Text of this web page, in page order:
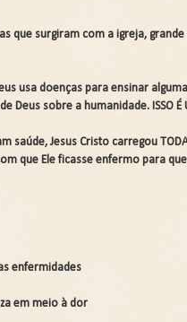
que surgiram com a igreja,
usa doenças para ensinar
sobre a humanidade. ISSO É
saúde, Jesus Cristo carregou
que Ele ficasse enfermo para
enfermidades
em meio à dor